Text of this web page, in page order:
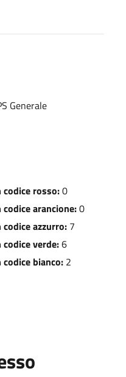
Generale
codice rosso:0
arancione:0
azzurro: 7
verde:6
bianco: 2